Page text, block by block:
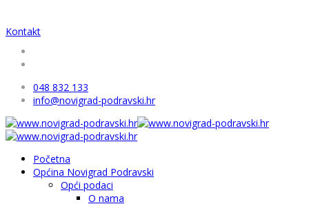
Kontakt
048 832 133
info@novigrad-podravski.hr
Početna
Općina Novigrad Podravski
Opći podaci
O nama